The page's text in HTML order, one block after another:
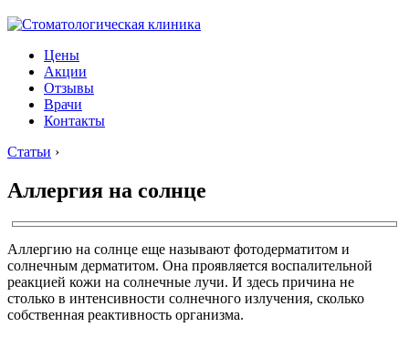
Цены
Акции
Отзывы
Врачи
Контакты
Статьи ›
Аллергия на солнце
Аллергию на солнце еще называют фотодерматитом и
солнечным дерматитом. Она проявляется воспалительной
реакцией кожи на солнечные лучи. И здесь причина не
столько в интенсивности солнечного излучения, сколько
собственная реактивность организма.